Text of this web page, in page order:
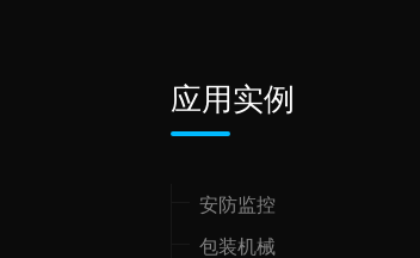
应用实例
安防监控
包装机械